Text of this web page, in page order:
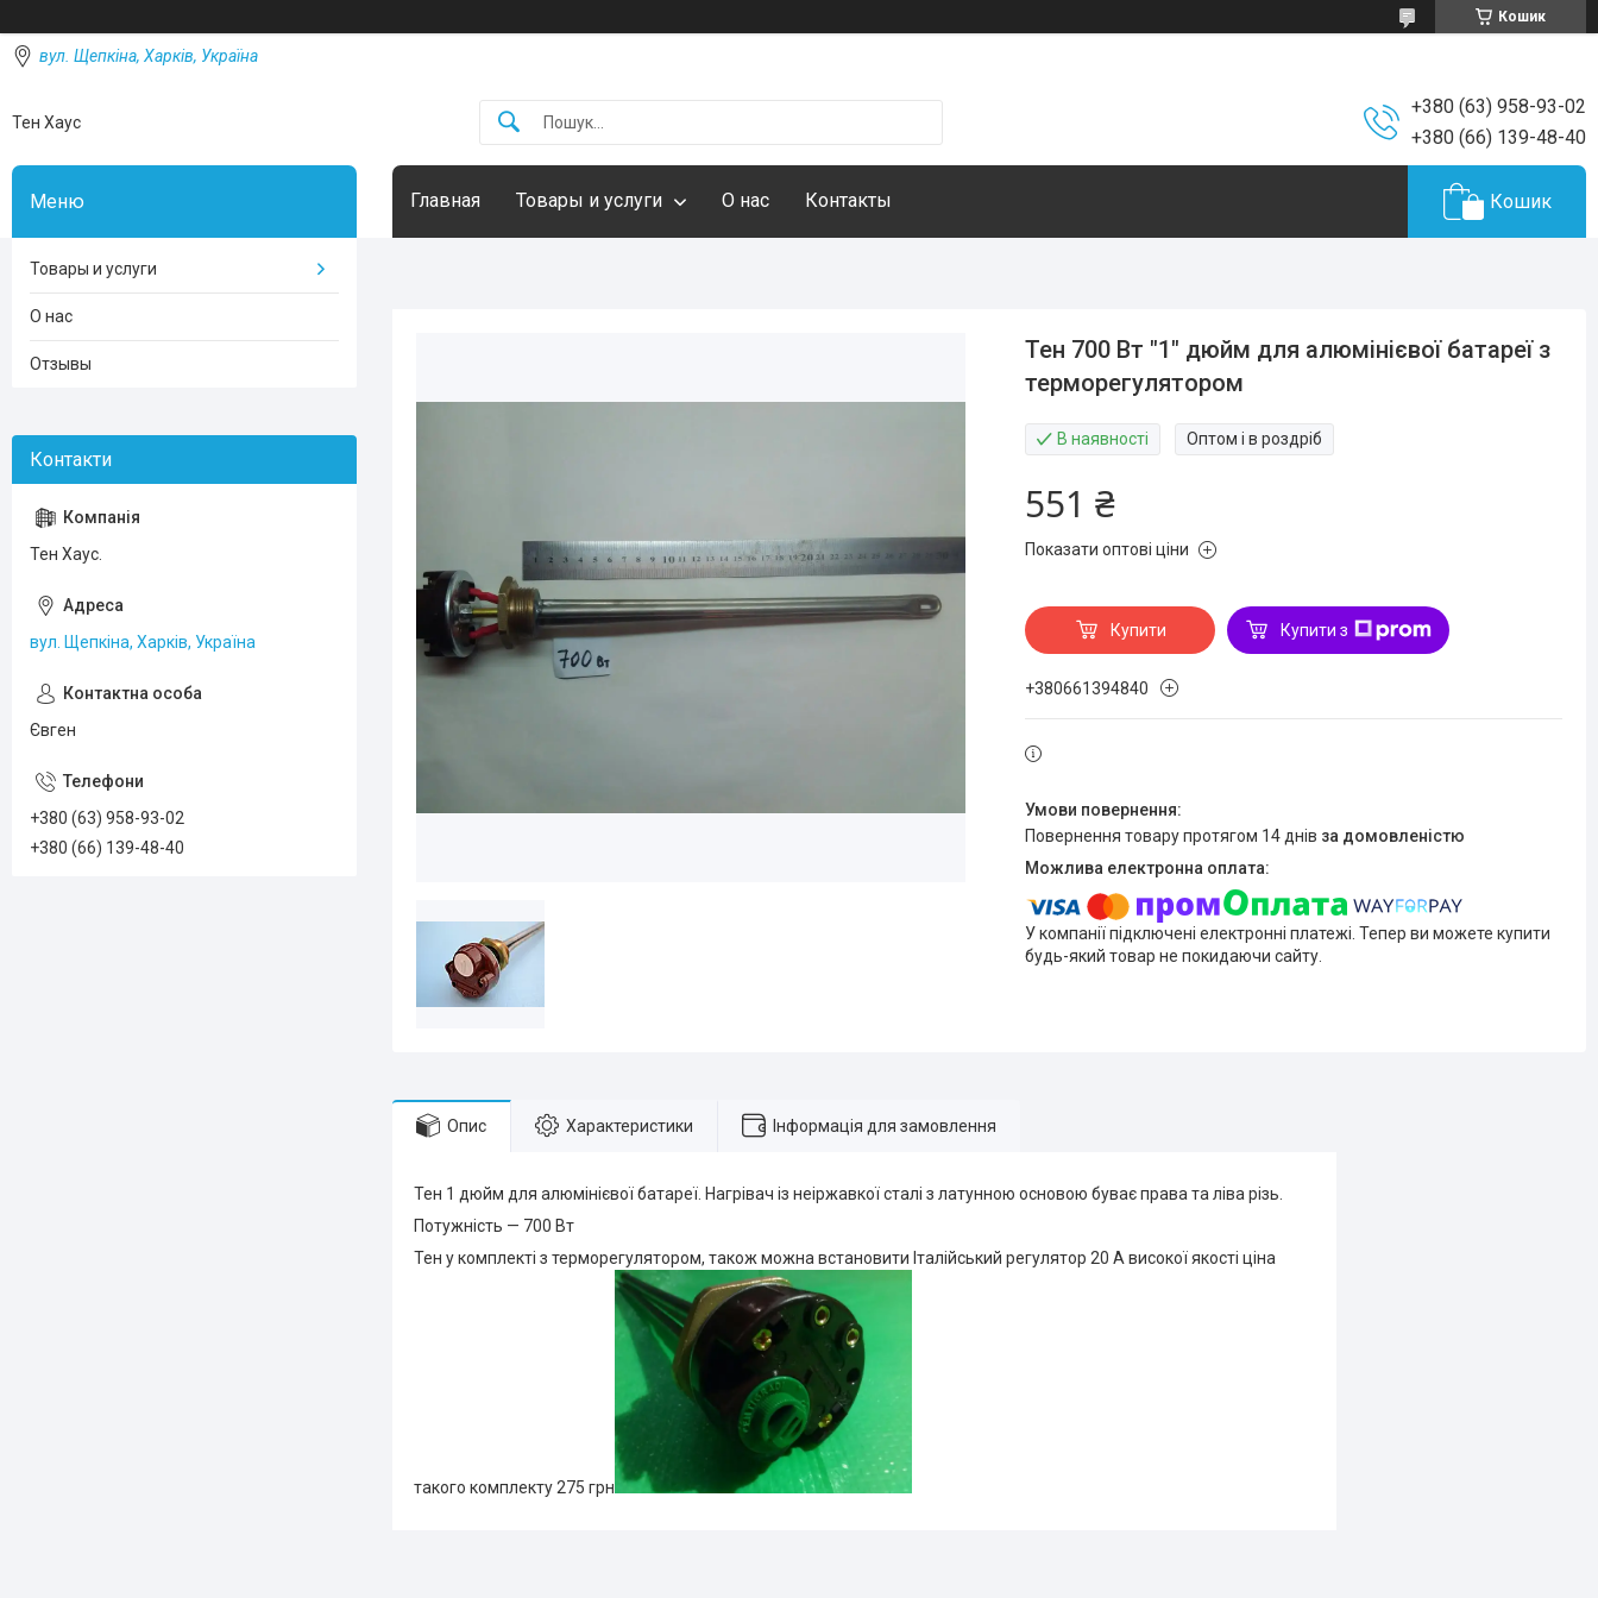
Кошик
вул. Щепкіна, Харків, Україна
Тен Хаус
+380 (63) 958-93-02
+380 (66) 139-48-40
Главная Товары и услуги О нас Контакты Кошик
Тен 700 Вт "1" дюйм для алюмінієвої батареї з
терморегулятором
В наявності Оптом і в роздріб
551 ₴
Показати оптові ціни
Купити Купити з
+380661394840
повернення товару протягом 14 днів за домовленістю
У компанії підключені електронні платежі. Тепер ви можете купити
будь-який товар не покидаючи сайту.
Опис Характеристики Інформація для замовлення
Тен 1 дюйм для алюмінієвої батареї. Нагрівач із неіржавкої сталі з латунною основою буває права та ліва різь.
Потужність — 700 Вт
Тен у комплекті з терморегулятором, також можна встановити Італійський регулятор 20 А високої якості ціна
такого комплекту 275 грн
Товары и услуги
О нас
Отзывы
Тен Хаус.
вул. Щепкіна, Харків, Україна
Євген
+380 (63) 958-93-02
+380 (66) 139-48-40